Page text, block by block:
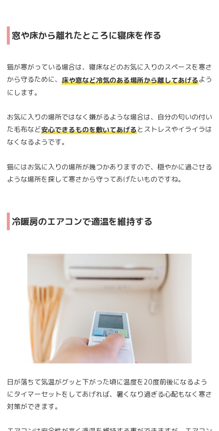
窓や床から離れたところに寝床を作る
猫が寒がっている場合は、寝床などのお気に入りのスペースを寒さ
から守るために、 床や窓など冷気のある場所から離してあげるよう
にします。
お気に入りの場所ではなく嫌がるような場合は、自分の匂いの付い
た毛布など安心できるものを敷いてあげるとストレスやイライラは
なくなるようです。
猫にはお気に入りの場所が幾つかありますので、穏やかに過ごせる
ような場所を探して寒さから守ってあげたいものですね。
冷暖房のエアコンで適温を維持する
日が落ちて気温がグッと下がった頃に温度を20度前後になるよう
にタイマーセットをしてあげれば、暑くなり過ぎる心配もなく寒さ
対策ができます。